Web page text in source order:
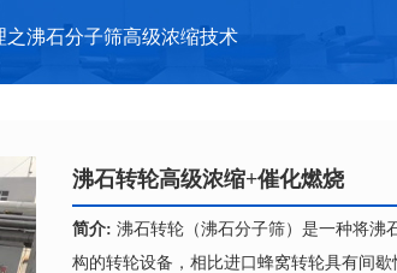
之沸石分子筛高级浓缩技术
沸石转轮高级浓缩+催化燃烧
简介: 沸石转轮（沸石分子筛）是一种将沸
构的转轮设备，相比进口蜂窝转轮具有间歇